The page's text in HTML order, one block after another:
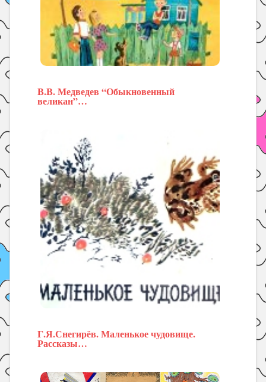
В.В. Медведев “Обыкновенный
великан”…
Г.Я.Снегирёв. Маленькое чудовище.
Рассказы…